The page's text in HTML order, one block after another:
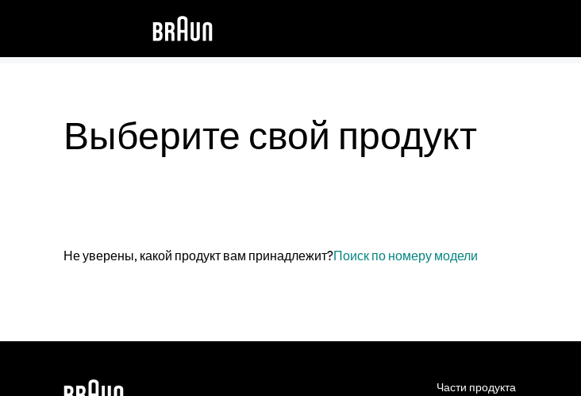
Выберите свой продукт
Не уверены, какой продукт вам принадлежит?Поиск по номеру модели
Части продукта